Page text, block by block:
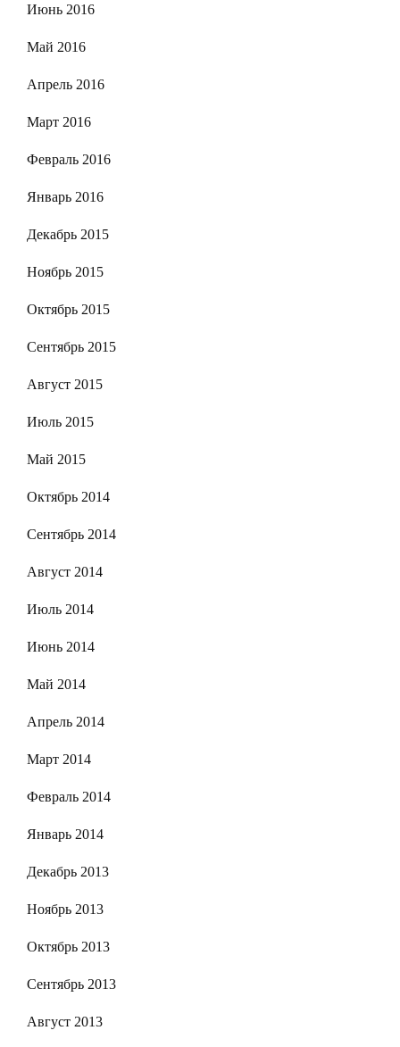
Июнь 2016
Май 2016
Апрель 2016
Март 2016
Февраль 2016
Январь 2016
Декабрь 2015
Ноябрь 2015
Октябрь 2015
Сентябрь 2015
Август 2015
Июль 2015
Май 2015
Октябрь 2014
Сентябрь 2014
Август 2014
Июль 2014
Июнь 2014
Май 2014
Апрель 2014
Март 2014
Февраль 2014
Январь 2014
Декабрь 2013
Ноябрь 2013
Октябрь 2013
Сентябрь 2013
Август 2013